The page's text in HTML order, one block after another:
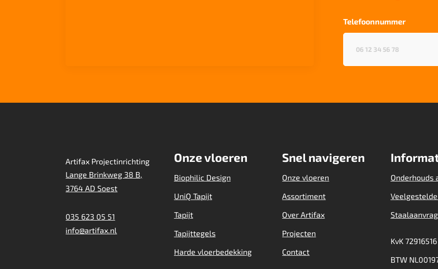
Telefoonnummer
Artifax Projectinrichting
Lange Brinkweg 38 B,
3764 AD Soest
035 623 05 51
info@artifax.nl
Onze vloeren
Biophilic Design
UniQ Tapijt
Tapijt
Tapijttegels
Harde vloerbedekking
Snel navigeren
Onze vloeren
Assortiment
Over Artifax
Projecten
Contact
Onderhouds
KvK 72916516
BTW